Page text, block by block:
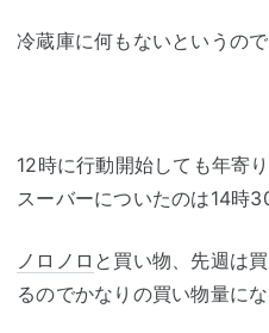
冷蔵庫に何もないというので
12時に行動開始しても年寄
スーバーについたのは14時
ノロ ノロ と買い物、先週は
るのでかなりの買い物量にな